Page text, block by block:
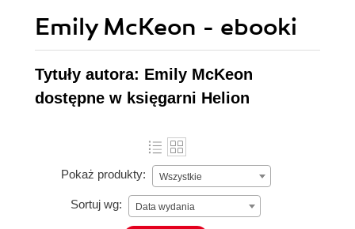
Emily McKeon - ebooki
Tytuły autora: Emily McKeon
dostępne w księgarni Helion
Pokaż produkty: Wszystkie
Sortuj wg: Data wydania